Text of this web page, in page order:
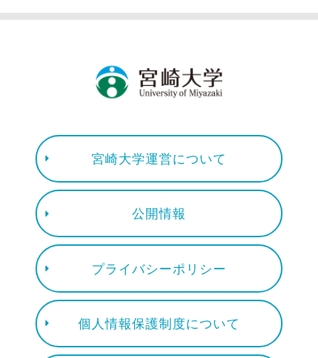
宮崎大学運営について
公開情報
プライバシーポリシー
個人情報保護制度について